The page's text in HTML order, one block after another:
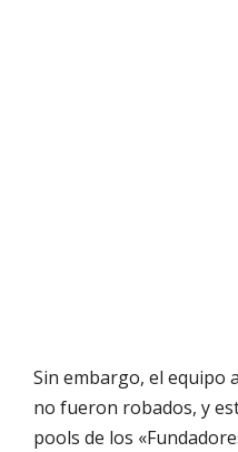
Sin embargo, el equipo
no fueron robados, y
pools de los